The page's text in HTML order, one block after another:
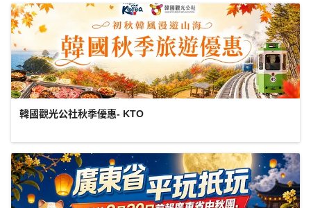
韓國觀光公社秋季優惠- KTO